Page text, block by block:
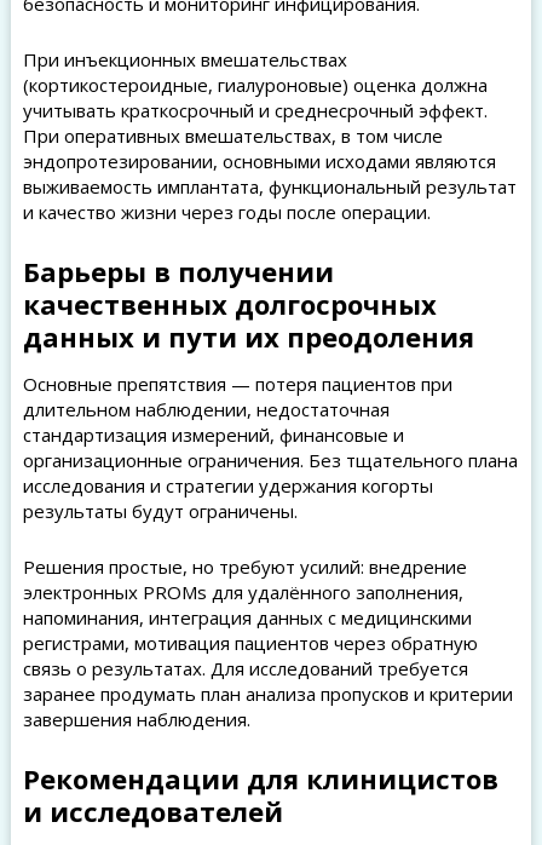
При инъекционных вмешательствах
(кортикостероидные, гиалуроновые) оценка должна
учитывать краткосрочный и среднесрочный эффект.
При оперативных вмешательствах, в том числе
эндопротезировании, основными исходами являются
выживаемость имплантата, функциональный результат
и качество жизни через годы после операции.
Барьеры в получении
качественных долгосрочных
данных и пути их преодоления
Основные препятствия — потеря пациентов при
длительном наблюдении, недостаточная
стандартизация измерений, финансовые и
организационные ограничения. Без тщательного плана
исследования и стратегии удержания когорты
результаты будут ограничены.
Решения простые, но требуют усилий: внедрение
электронных PROMs для удалённого заполнения,
напоминания, интеграция данных с медицинскими
регистрами, мотивация пациентов через обратную
связь о результатах. Для исследований требуется
заранее продумать план анализа пропусков и критерии
завершения наблюдения.
Рекомендации для клиницистов
и исследователей